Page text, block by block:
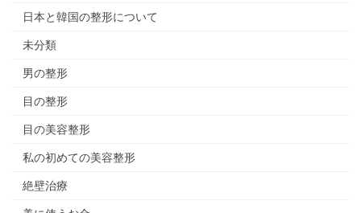
日本と韓国の整形について
未分類
男の整形
目の整形
目の美容整形
私の初めての美容整形
絶壁治療